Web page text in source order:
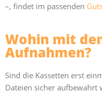
–, findet im passenden
Wohin mit
Aufnahmen?
Sind die Kassetten erst
Dateien sicher aufbewahrt